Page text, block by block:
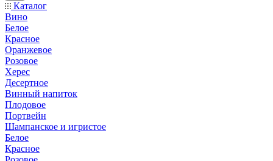
Каталог
Вино
Белое
Красное
Оранжевое
Розовое
Херес
Десертное
Винный напиток
Плодовое
Портвейн
Шампанское и игристое
Белое
Красное